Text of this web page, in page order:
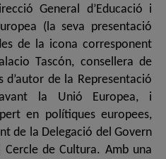
General d’Educació i
(la seva presentació
de la icona corresponent
Tascón, consellera de
de la Representació
la Unió Europea, i
en polítiques europees,
de la Delegació del Govern
de Cultura. Amb una